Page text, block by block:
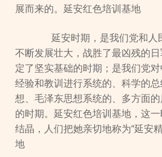
展而来的。延安红色培训基地
延安时期，是我们党和人
不断发展壮大，战胜了最凶残的
定了坚实基础的时期；是我们党
经验和教训进行系统的、科学的
想、毛泽东思想系统的、多方面
的时期。延安红色培训基地，这
结晶，人们把她亲切地称为“延安
地